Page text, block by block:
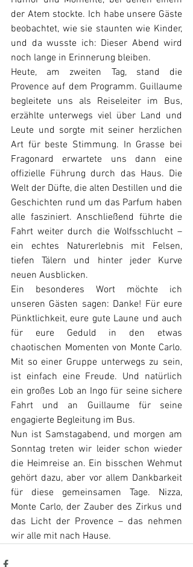
der Atem stockte. Ich habe unsere Gäste
beobachtet, wie sie staunten wie Kinder,
und da wusste ich: Dieser Abend wird
noch lange in Erinnerung bleiben.
Heute, am zweiten Tag, stand die
Provence auf dem Programm. Guillaume
begleitete uns als Reiseleiter im Bus,
erzählte unterwegs viel über Land und
Leute und sorgte mit seiner herzlichen
Art für beste Stimmung. In Grasse bei
Fragonard erwartete uns dann eine
offizielle Führung durch das Haus. Die
Welt der Düfte, die alten Destillen und die
Geschichten rund um das Parfum haben
alle fasziniert. Anschließend führte die
Fahrt weiter durch die Wolfsschlucht –
ein echtes Naturerlebnis mit Felsen,
tiefen Tälern und hinter jeder Kurve
neuen Ausblicken.
Ein besonderes Wort möchte ich
unseren Gästen sagen: Danke! Für eure
Pünktlichkeit, eure gute Laune und auch
für eure Geduld in den etwas
chaotischen Momenten von Monte Carlo.
Mit so einer Gruppe unterwegs zu sein,
ist einfach eine Freude. Und natürlich
ein großes Lob an Ingo für seine sichere
Fahrt und an Guillaume für seine
engagierte Begleitung im Bus.
Nun ist Samstagabend, und morgen am
Sonntag treten wir leider schon wieder
die Heimreise an. Ein bisschen Wehmut
gehört dazu, aber vor allem Dankbarkeit
für diese gemeinsamen Tage. Nizza,
Monte Carlo, der Zauber des Zirkus und
das Licht der Provence – das nehmen
wir alle mit nach Hause.